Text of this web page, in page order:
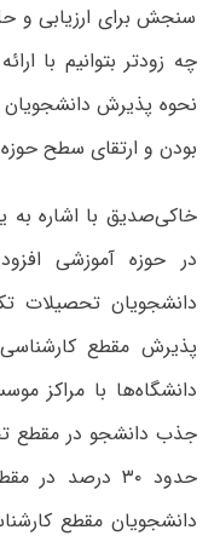
سنجش برای ارزیابی و
چه زودتر بتوانیم با
نحوه پذیرش
بودن و ارتقای سطح
خاکی‌صدیق با اشاره
در حوزه آموزشی
دانشجویان تحصیلات
پذیرش مقطع
جذب دانشجو در مقطع
حدود ۳۰ درصد
دانشجویان مقطع